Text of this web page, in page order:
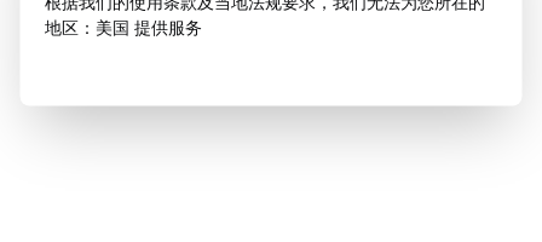
地区：美国 提供服务